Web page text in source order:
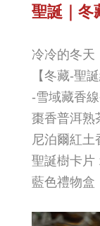
聖誕｜冬
冷冷的冬天
【冬藏-聖
-雪域藏香
棗香普洱熟
尼泊爾紅土
聖誕樹卡片
藍色禮物盒